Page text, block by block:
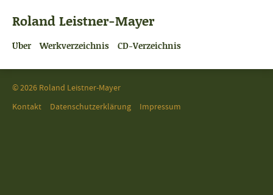
Roland Leistner-Mayer
Über Werkverzeichnis CD-Verzeichnis
© 2026 Roland Leistner-Mayer
Kontakt
Datenschutzerklärung Impressum